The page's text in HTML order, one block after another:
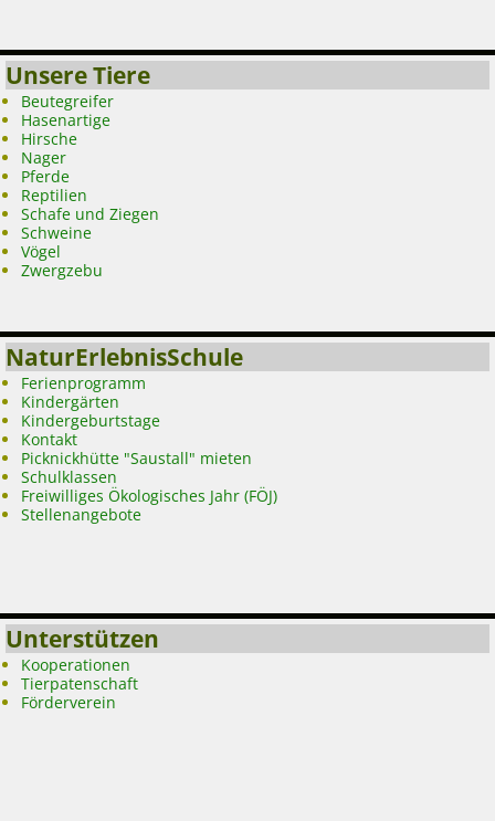
Unsere Tiere
Beutegreifer
Hasenartige
Hirsche
Nager
Pferde
Reptilien
Schafe und Ziegen
Schweine
Vögel
Zwergzebu
NaturErlebnisSchule
Ferienprogramm
Kindergärten
Kindergeburtstage
Kontakt
Picknickhütte "Saustall" mieten
Schulklassen
Freiwilliges Ökologisches Jahr (FÖJ)
Stellenangebote
Unterstützen
Kooperationen
Tierpatenschaft
Förderverein